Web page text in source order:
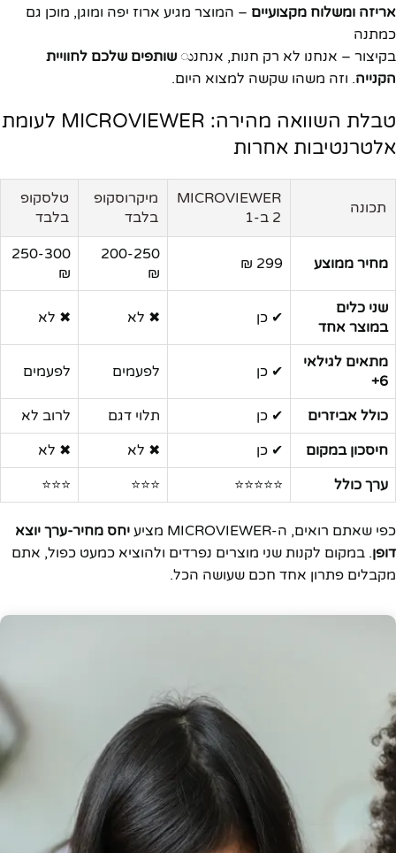
אריזה ומשלוח מקצועיים – המוצר מגיע ארוז יפה ומוגן, מוכן גם
כמתנה
בקיצור – אנחנו לא רק חנות, אנחנು
שותפים שלכם לחוויית
הקנייה. וזה משהו שקשה למצוא היום.
טבלת השוואה מהירה: MICROVIEWER לעומת
אלטרנטיבות אחרות
תכונה
MICROVIEWER
2 ב-1
מיקרוסקופ
בלבד
טלסקופ
בלבד
מחיר ממוצע 299 ₪
200-250
₪
250-300
₪
שני כלים
במוצר אחד
✔ כן ✖ לא ✖ לא
מתאים לגילאי
6+
✔ כן לפעמים לפעמים
כולל אביזרים ✔ כן תלוי דגם
לרוב לא
חיסכון במקום
✔ כן ✖ לא
✖ לא
ערך כולל
⭐⭐⭐⭐⭐
⭐⭐⭐
⭐⭐⭐
כפי שאתם רואים, ה-MICROVIEWER מציע
יחס מחיר-ערך יוצא
דופן. במקום לקנות שני מוצרים נפרדים ולהוציא כמעט כפול, אתם
מקבלים פתרון אחד חכם שעושה הכל.